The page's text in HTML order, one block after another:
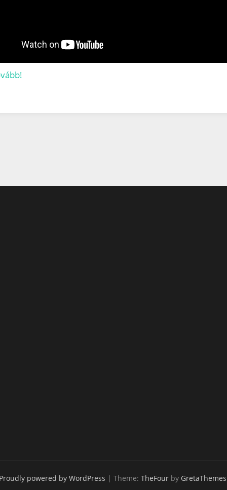
Proudly powered by WordPress | Theme: TheFourby GretaThemes